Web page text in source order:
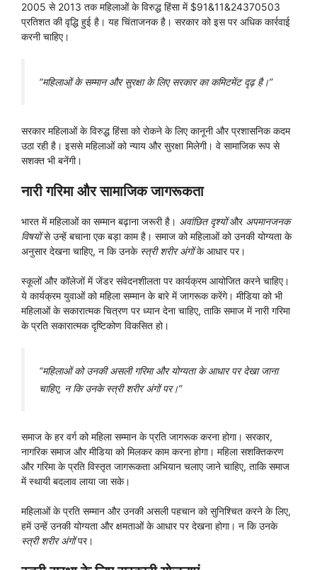
2005 से 2013 तक महिलाओं के विरुद्ध हिंसा में $91&11&24370503
प्रतिशत की वृद्धि हुई है। यह चिंताजनक है। सरकार को इस पर अधिक कार्रवाई
करनी चाहिए।
“महिलाओं के सम्मान और सुरक्षा के लिए सरकार का कमिटमेंट दृढ़ है।”
सरकार महिलाओं के विरुद्ध हिंसा को रोकने के लिए कानूनी और प्रशासनिक कदम
उठा रही है। इससे महिलाओं को न्याय और सुरक्षा मिलेगी। वे सामाजिक रूप से
सशक्त भी बनेंगी।
नारी गरिमा और सामाजिक जागरूकता
भारत में महिलाओं का सम्मान बढ़ाना जरूरी है। अवांछित दृश्योंऔर अपमानजनक
विषयोंसे उन्हें बचाना एक बड़ा काम है। समाज को महिलाओं को उनकी योग्यता के
अनुसार देखना चाहिए, न कि उनके स्त्री शरीर अंगोंके आधार पर।
स्कूलों और कॉलेजों में जेंडर संवेदनशीलता पर कार्यक्रम आयोजित करने चाहिए।
ये कार्यक्रम युवाओं को महिला सम्मान के बारे में जागरूक करेंगे। मीडिया को भी
महिलाओं के सकारात्मक चित्रण पर ध्यान देना चाहिए, ताकि समाज में नारी गरिमा
के प्रति सकारात्मक दृष्टिकोण विकसित हो।
“महिलाओं को उनकी असली गरिमा और योग्यता के आधार पर देखा जाना
चाहिए, न कि उनकेस्त्री शरीर अंगोंपर।”
समाज के हर वर्ग को महिला सम्मान के प्रति जागरूक करना होगा। सरकार,
नागरिक समाज और मीडिया को मिलकर काम करना होगा। महिला सशक्तिकरण
और गरिमा के प्रति विस्तृत जागरूकता अभियान चलाए जाने चाहिए, ताकि समाज
में स्थायी बदलाव लाया जा सके।
महिलाओं के प्रति सम्मान और उनकी असली पहचान को सुनिश्चित करने के लिए,
हमें उन्हें उनकी योग्यता और क्षमताओं के आधार पर देखना होगा। न कि उनके
स्त्री शरीर अंगोंपर।